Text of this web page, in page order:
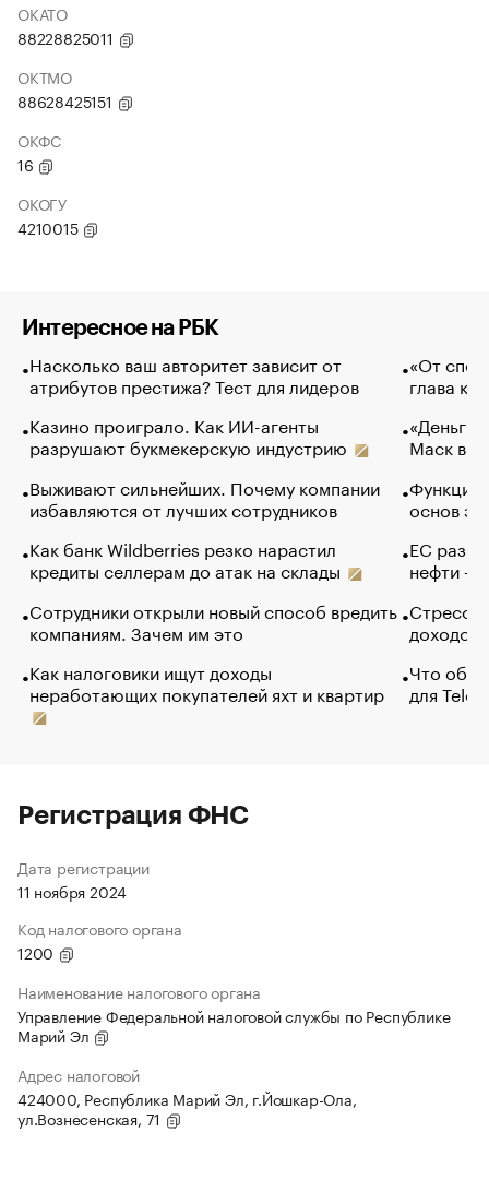
ОКАТО
88228825011
ОКТМО
88628425151
ОКФС
16
ОКОГУ
4210015
Интересное на РБК
Насколько ваш авторитет зависит от
атрибутов престижа? Тест для лидеров
Казино проиграло. Как ИИ-агенты
разрушают букмекерскую индустрию
Выживают сильнейших. Почему компании
избавляются от лучших сотрудников
Как банк Wildberries резко нарастил
кредиты селлерам до атак на склады
Сотрудники открыли новый способ вредить
компаниям. Зачем им это
Как налоговики ищут доходы
неработающих покупателей яхт и квартир
«От
глава
«Деньги
Маск в
Функции
основ
ЕС
нефти —
Стресс
доходов
Что
для
Регистрация ФНС
Дата регистрации
11 ноября 2024
Код налогового органа
1200
Наименование налогового органа
Управление Федеральной налоговой службы по Республике
Марий Эл
Адрес налоговой
424000, Республика Марий Эл, г.Йошкар-Ола,
ул.Вознесенская, 71